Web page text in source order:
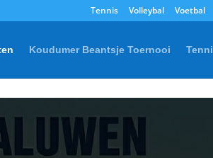
Tennis Volleybal Voetbal
Koudumer Beantsje Toernooi